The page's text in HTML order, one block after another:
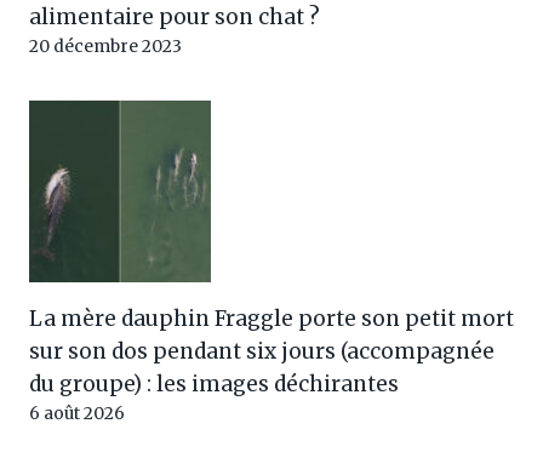
alimentaire pour son chat ?
20 décembre 2023
La mère dauphin Fraggle porte son petit mort
sur son dos pendant six jours (accompagnée
du groupe) : les images déchirantes
6 août 2026